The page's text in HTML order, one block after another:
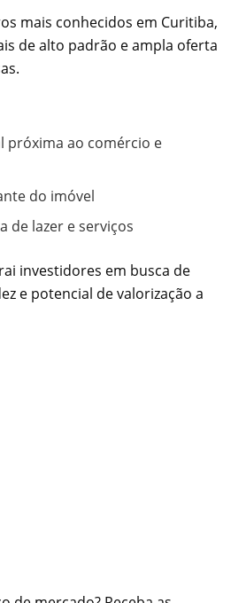
mais conhecidos em Curitiba,
de alto padrão e ampla oferta
próxima ao comércio e
do imóvel
de lazer e serviços
investidores em busca de
e potencial de valorização a